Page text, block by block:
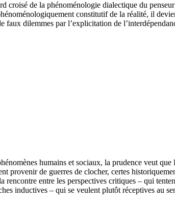
croisé de la phénoménologie dialectique du
constitutif de la réalité, il
faux dilemmes par l’explicitation de
humains et sociaux, la prudence veut
provenir de guerres de clocher, certes
rencontre entre les perspectives critiques – qui
inductives – qui se veulent plutôt réceptives au